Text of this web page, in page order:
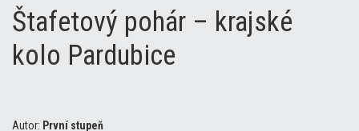
Štafetový pohár – krajské
kolo Pardubice
Autor: První stupeň